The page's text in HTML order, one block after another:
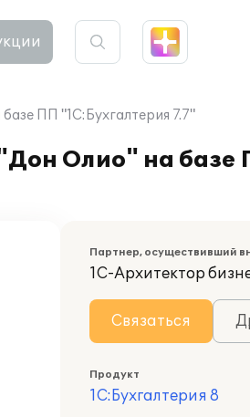
ПП "1С:Бухгалтерия 7.7"
Олио" на
Партнер, осуществивший
1С-Архитектор
Связаться
Продукт
1С:Бухгалтерия 8